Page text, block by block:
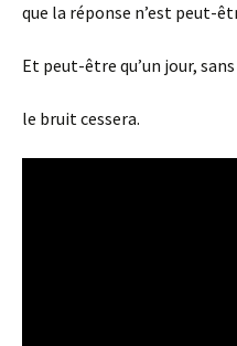
que la réponse n’est peut-
Et peut-être qu’un jour,
le bruit cessera.